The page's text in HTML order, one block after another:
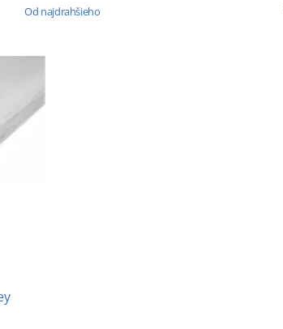
Od najdrahšieho